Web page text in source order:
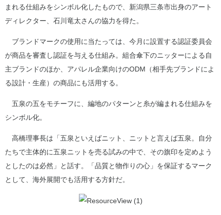
まれる仕組みをシンボル化したもので、新潟県三条市出身のアート
ディレクター、石川竜太さんの協力を得た。
ブランドマークの使用に当たっては、今月に設置する認証委員会
が商品を審査し認証を与える仕組み。組合傘下のニッターによる自
主ブランドのほか、アパレル企業向けのODM（相手先ブランドによ
る設計・生産）の商品にも活用する。
五泉の五をモチーフに、編地のパターンと糸が編まれる仕組みを
シンボル化。
高橋理事長は「五泉といえばニット、ニットと言えば五泉。自分
たちで主体的に五泉ニットを売る試みの中で、その旗印を定めよう
としたのは必然」と話す。「品質と物作りの心」を保証するマーク
として、海外展開でも活用する方針だ。